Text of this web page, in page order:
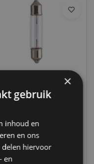
FESTOON
12V 3W | 12818
voorraad
besteld, dezelfde dag
Boven de 50,-
×
gebruik
inhoud en
en ons
delen hiervoor
en